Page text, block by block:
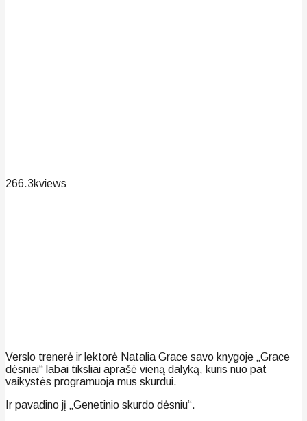
266.3kviews
Verslo trenerė ir lektorė Natalia Grace savo knygoje „Grace
dėsniai“ labai tiksliai aprašė vieną dalyką, kuris nuo pat
vaikystės programuoja mus skurdui.
Ir pavadino jį „Genetinio skurdo dėsniu“.